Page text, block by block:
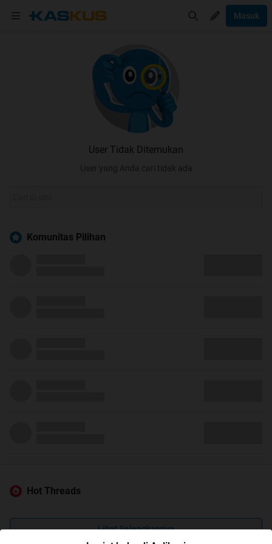
Masuk
User Tidak Ditemukan
User yang Anda cari tidak ada
Komunitas Pilihan
Hot Threads
Lihat Selengkapnya